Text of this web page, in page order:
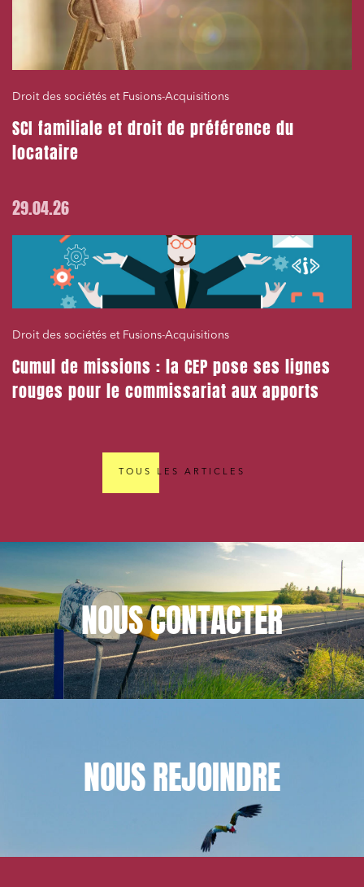
Droit des sociétés et Fusions-Acquisitions
SCI familiale et droit de préférence du
locataire
29.04.26
Droit des sociétés et Fusions-Acquisitions
Cumul de missions : la CEP pose ses lignes
rouges pour le commissariat aux apports
TOUS LES ARTICLES
NOUSCONTACTER
NOUSREJOINDRE